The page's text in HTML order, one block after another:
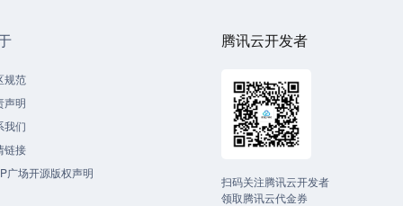
规范
声明
我们
链接
广场开源版权声明
腾讯云开发者
扫码关注腾讯云开发者
领取腾讯云代金券